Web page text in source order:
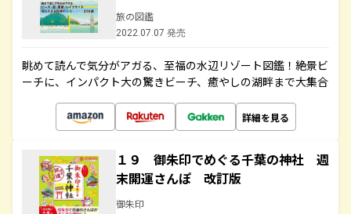
旅の図鑑
2022.07.07 発売
眺めて読んで気分がアガる、至福の水辺リゾート図鑑！絶景ビ
ーチに、インパクト大の驚きビーチ、癒やしの湖畔まで大集合
詳細を見る
１９ 御朱印でめぐる千葉の神社 週
末開運さんぽ 改訂版
御朱印